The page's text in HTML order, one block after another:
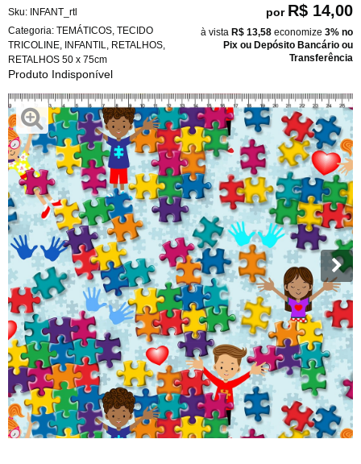
Sku: INFANT_rtl
Categoria: TEMÁTICOS TECIDO
TRICOLINE INFANTIL RETALHOS
RETALHOS 50 x 75cm
Produto Indisponível
por R$ 14,00
à vista R$ 13,58 economize 3% no
Pix ou Depósito Bancário ou
Transferência